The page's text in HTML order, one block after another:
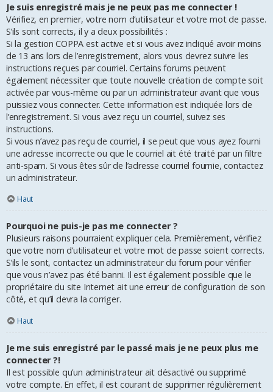
Je suis enregistré mais je ne peux pas me connecter !
Vérifiez, en premier, votre nom d’utilisateur et votre mot de passe.
S’ils sont corrects, il y a deux possibilités :
Si la gestion COPPA est active et si vous avez indiqué avoir moins
de 13 ans lors de l’enregistrement, alors vous devrez suivre les
instructions reçues par courriel. Certains forums peuvent
également nécessiter que toute nouvelle création de compte soit
activée par vous-même ou par un administrateur avant que vous
puissiez vous connecter. Cette information est indiquée lors de
l’enregistrement. Si vous avez reçu un courriel, suivez ses
instructions.
Si vous n’avez pas reçu de courriel, il se peut que vous ayez fourni
une adresse incorrecte ou que le courriel ait été traité par un filtre
anti-spam. Si vous êtes sûr de l’adresse courriel fournie, contactez
un administrateur.
Haut
Pourquoi ne puis-je pas me connecter ?
Plusieurs raisons pourraient expliquer cela. Premièrement, vérifiez
que votre nom d’utilisateur et votre mot de passe soient corrects.
S’ils le sont, contactez un administrateur du forum pour vérifier
que vous n’avez pas été banni. Il est également possible que le
propriétaire du site Internet ait une erreur de configuration de son
côté, et qu’il devra la corriger.
Haut
Je me suis enregistré par le passé mais je ne peux plus me
connecter ?!
Il est possible qu’un administrateur ait désactivé ou supprimé
votre compte. En effet, il est courant de supprimer régulièrement